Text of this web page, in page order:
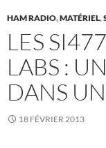
HAM RADIO,MATÉRIEL,
LES
LABS :
DANS
18 FÉVRIER 2013